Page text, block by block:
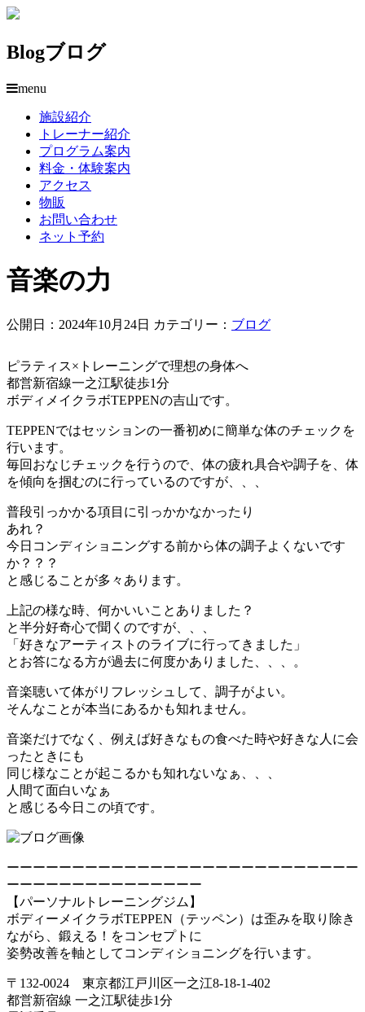
Blogブログ
menu
施設紹介
トレーナー紹介
プログラム案内
料金・体験案内
アクセス
物販
お問い合わせ
ネット予約
音楽の力
公開日：2024年10月24日 カテゴリー： ブログ
ピラティス×トレーニングで理想の身体へ
都営新宿線一之江駅徒歩1分
ボディメイクラボTEPPENの吉山です。
TEPPENではセッションの一番初めに簡単な体のチェックを
行います。
毎回おなじチェックを行うので、体の疲れ具合や調子を、体
を傾向を掴むのに行っているのですが、、、
普段引っかかる項目に引っかかなかったり
あれ？
今日コンディショニングする前から体の調子よくないです
か？？？
と感じることが多々あります。
上記の様な時、何かいいことありました？
と半分好奇心で聞くのですが、、、
「好きなアーティストのライブに行ってきました」
とお答になる方が過去に何度かありました、、、。
音楽聴いて体がリフレッシュして、調子がよい。
そんなことが本当にあるかも知れません。
音楽だけでなく、例えば好きなもの食べた時や好きな人に会
ったときにも
同じ様なことが起こるかも知れないなぁ、、、
人間て面白いなぁ
と感じる今日この頃です。
ーーーーーーーーーーーーーーーーーーーーーーーーーーー
ーーーーーーーーーーーーーーー
【パーソナルトレーニングジム】
ボディーメイクラボTEPPEN（テッペン）は歪みを取り除き
ながら、鍛える！をコンセプトに
姿勢改善を軸としてコンディショニングを行います。
〒132-0024 東京都江戸川区一之江8-18-1-402
都営新宿線 一之江駅徒歩1分